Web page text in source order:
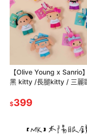
【Olive Young x Sanrio
黑 kitty /長腿kitty / 三麗
$399